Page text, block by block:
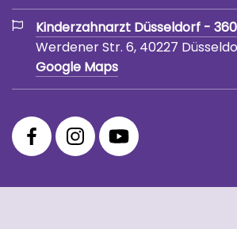
Kinderzahnarzt Düsseldorf -
Werdener Str. 6, 40227
Google Maps
360°
Facebook
Fanpage
360°
Instagram
Praxis
360°
YouTube
Channel